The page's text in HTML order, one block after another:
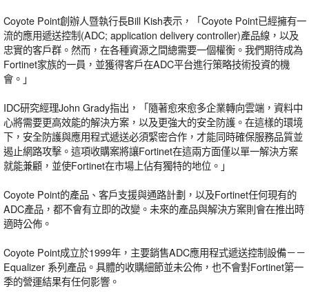
Coyote Point創辦人暨執行長Bill Kish表示，「Coyote Point已經擁有一
流的應用遞送控制(ADC; application delivery controller)產品線，以及
忠實的客戶群。然而，在各種資源之間總需要一個權衡。我們期待成為
Fortinet家族的一員，並獲得客戶在ADC平台進行策略技術投資的機
會。」
IDC研究經理John Grady指出，「隨著愈來愈多企業轉向雲端，資料中
心將需要更高效能的解決方案，以及更強大的安全防護。在這樣的環境
下，安全防護與應用程式遞送必須緊密合作，才能同時確保服務品質並
遏止網路攻擊。這項收購案將讓Fortinet在這兩方面僅以單一解決方案
就能兼顧，並使Fortinet在市場上佔有獨特的地位。」
Coyote Point的產品、客戶支援與通路計劃，以及Fortinet任何現有的
ADC產品，都不會有立即的改變。未來的產品與解決方案則會在推出時
適時公佈。
Coyote Point成立於1999年，主要銷售ADC應用程式遞送控制設備－－
Equalizer 系列產品。具體的收購細節並未公佈，也不會對Fortinet第一
季的營運結果有任何影響。